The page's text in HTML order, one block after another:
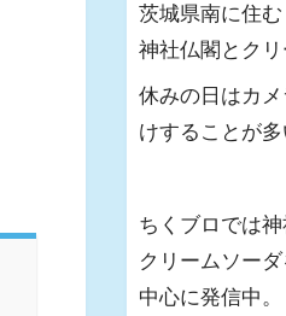
茨城県南に住む
神社仏閣とクリ
休みの日はカ
けすることが多
ちくブロでは神
クリームソー
中心に発信中。